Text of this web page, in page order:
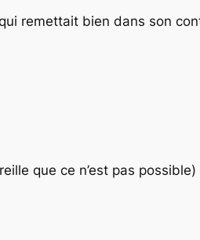
remettait bien dans son
que ce n’est pas possible)